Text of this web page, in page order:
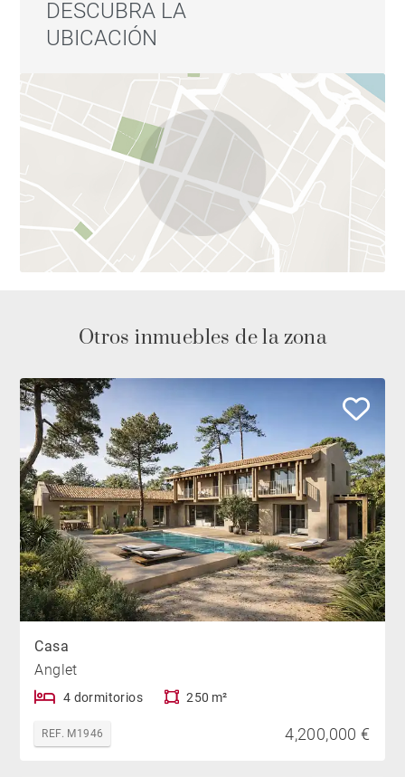
DESCUBRA LA
UBICACIÓN
Otros inmuebles de la zona
Casa
Anglet
4 dormitorios 250 m²
REF. M1946 4,200,000 €